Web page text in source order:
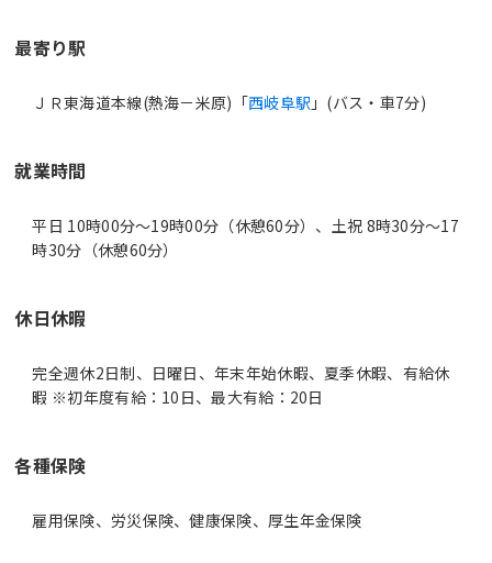
最寄り駅
ＪＲ東海道本線(熱海－米原)「西岐阜駅 」(バス・車7分)
就業時間
平日 10時00分〜19時00分（休憩60分）、土祝 8時30分〜17
時30分（休憩60分）
休日休暇
完全週休2日制、日曜日、年末年始休暇、夏季休暇、有給休
暇 ※初年度有給：10日、最大有給：20日
各種保険
雇用保険、労災保険、健康保険、厚生年金保険